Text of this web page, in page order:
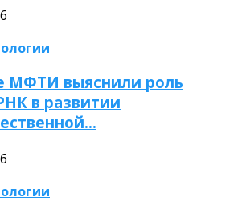
МФТИ выяснили роль
в развитии